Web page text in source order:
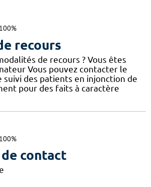
100%
recours
de recours ? Vous êtes
Vous pouvez contacter le
suivi des patients en injonction de
pour des faits à caractère
100%
contact